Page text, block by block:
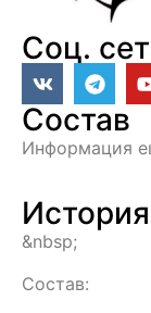
Соц.
Состав
Информация
История
&nbsp;
Состав: